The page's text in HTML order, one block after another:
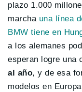
plazo 1.000
marcha una línea
BMW tiene en
a los alemanes
esperan logre una
al año, y de esa
modelos en